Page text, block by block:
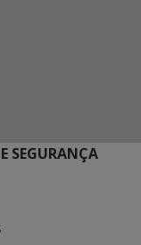
SEGURANÇA